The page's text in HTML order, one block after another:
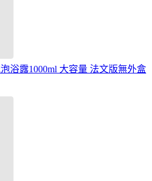
泡浴露1000ml 大容量 法文版無外盒